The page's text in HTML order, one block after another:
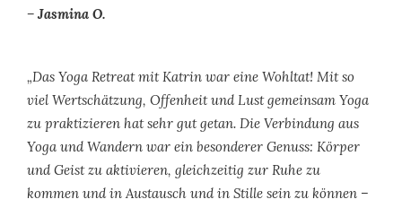
– Jasmina O.
„Das Yoga Retreat mit Katrin war eine Wohltat! Mit so
viel Wertschätzung, Offenheit und Lust gemeinsam Yoga
zu praktizieren hat sehr gut getan. Die Verbindung aus
Yoga und Wandern war ein besonderer Genuss: Körper
und Geist zu aktivieren, gleichzeitig zur Ruhe zu
kommen und in Austausch und in Stille sein zu können –